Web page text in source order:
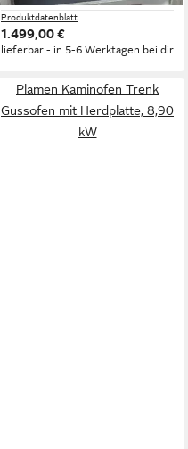
Produktdatenblatt
1.499,00 €
lieferbar - in 5-6 Werktagen bei dir
Plamen Kaminofen Trenk
Gussofen mit Herdplatte, 8,90
kW